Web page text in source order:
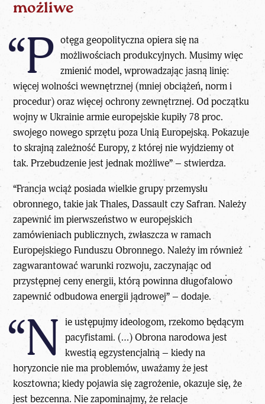
możliwe
“P otęga geopolityczna opiera się na
możliwościach produkcyjnych. Musimy więc
zmienić model, wprowadzając jasną linię:
więcej wolności wewnętrznej (mniej obciążeń, norm i
procedur) oraz więcej ochrony zewnętrznej. Od początku
wojny w Ukrainie armie europejskie kupiły 78 proc.
swojego nowego sprzętu poza Unią Europejską. Pokazuje
to skrajną zależność Europy, z której nie wyjdziemy ot
tak. Przebudzenie jest jednak możliwe” – stwierdza.
“Francja wciąż posiada wielkie grupy przemysłu
obronnego, takie jak Thales, Dassault czy Safran. Należy
zapewnić im pierwszeństwo w europejskich
zamówieniach publicznych, zwłaszcza w ramach
Europejskiego Funduszu Obronnego. Należy im również
zagwarantować warunki rozwoju, zaczynając od
przystępnej ceny energii, którą powinna długofalowo
zapewnić odbudowa energii jądrowej” – dodaje.
“N ie ustępujmy ideologom, rzekomo będącym
pacyfistami. (…) Obrona narodowa jest
kwestią egzystencjalną – kiedy na
horyzoncie nie ma problemów, uważamy że jest
kosztowna; kiedy pojawia się zagrożenie, okazuje się, że
jest bezcenna. Nie zapominajmy, że relacje